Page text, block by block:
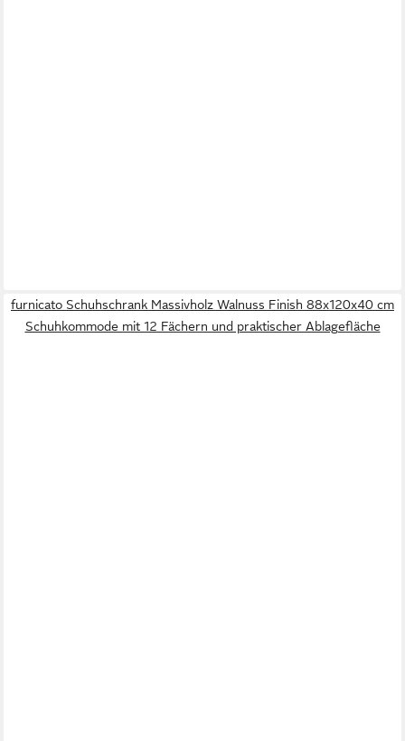
furnicato Schuhschrank Massivholz Walnuss Finish 88x120x40 cm
Schuhkommode mit 12 Fächern und praktischer Ablagefläche